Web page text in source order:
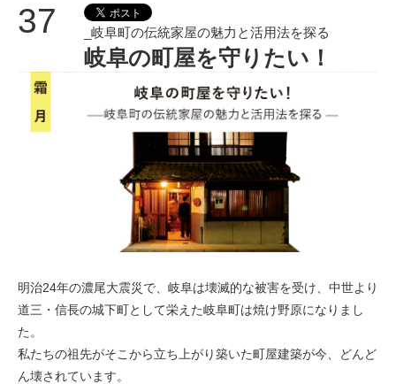
37 _岐阜町の伝統家屋の魅力と活用法を探る
岐阜の町屋を守りたい！
明治24年の濃尾大震災で、岐阜は壊滅的な被害を受け、中世より
道三・信長の城下町として栄えた岐阜町は焼け野原になりまし
た。
私たちの祖先がそこから立ち上がり築いた町屋建築が今、どんど
ん壊されています。